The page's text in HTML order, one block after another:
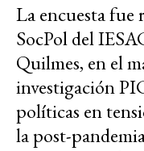
La encuesta fue
SocPol del
Quilmes, en el
investigación
políticas en
la post-